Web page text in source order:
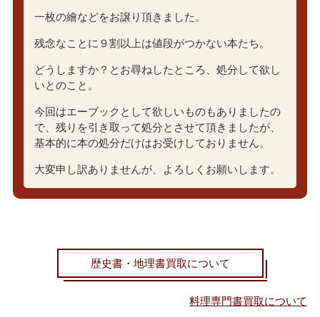
一枚の繪などをお譲り頂きました。
残念なことに９割以上は値段がつかない本たち。
どうしますか？とお尋ねしたところ、処分して欲し
いとのこと。
今回はエーブックとして欲しいものもありましたの
で、残りを引き取って処分とさせて頂きましたが、
基本的に本の処分だけはお受けしておりません。
大変申し訳ありませんが、よろしくお願いします。
歴史書・地理書買取について
料理専門書買取について